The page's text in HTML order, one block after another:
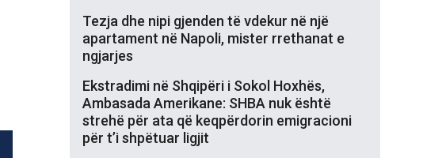
Tezja dhe nipi gjenden të vdekur në një
apartament në Napoli, mister rrethanat e
ngjarjes
Ekstradimi në Shqipëri i Sokol Hoxhës,
Ambasada Amerikane: SHBA nuk është
strehë për ata që keqpërdorin emigracioni
për t’i shpëtuar ligjit